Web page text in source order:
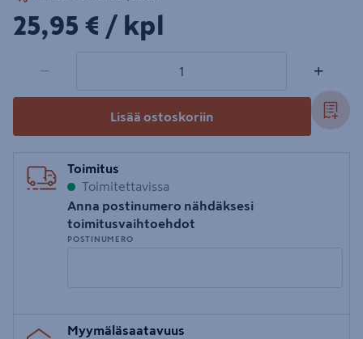
25,95€/kpl
25,95 € / kpl
− +
Lisää ostoskoriin
Toimitus
Toimitettavissa
Anna postinumero nähdäksesi
toimitusvaihtoehdot
POSTINUMERO
postinumero
Myymäläsaatavuus